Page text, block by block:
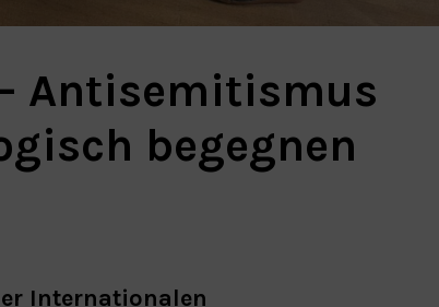
Antisemitismus
begegnen
Internationalen